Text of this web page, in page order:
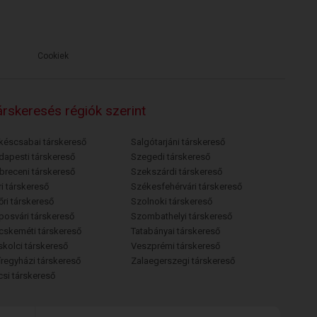
Cookiek
régiók szerint
társkereső
társkereső
társkereső
társkereső
társkereső
társkereső
társkereső
társkereső
társkereső
társkereső
Salgótarjáni társkereső
Szegedi társkereső
Szekszárdi társkereső
Székesfehérvári társkereső
Szolnoki társkereső
Szombathelyi társkereső
Tatabányai társkereső
Veszprémi társkereső
Zalaegerszegi társkereső